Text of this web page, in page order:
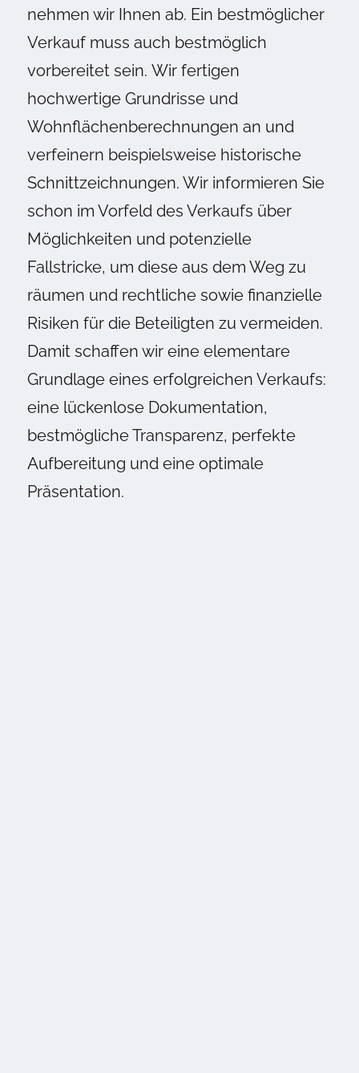
nehmen wir Ihnen ab. Ein bestmöglicher
Verkauf muss auch bestmöglich
vorbereitet sein. Wir fertigen
hochwertige Grundrisse und
Wohnflächenberechnungen an und
verfeinern beispielsweise historische
Schnittzeichnungen. Wir informieren Sie
schon im Vorfeld des Verkaufs über
Möglichkeiten und potenzielle
Fallstricke, um diese aus dem Weg zu
räumen und rechtliche sowie finanzielle
Risiken für die Beteiligten zu vermeiden.
Damit schaffen wir eine elementare
Grundlage eines erfolgreichen Verkaufs:
eine lückenlose Dokumentation,
bestmögliche Transparenz, perfekte
Aufbereitung und eine optimale
Präsentation.